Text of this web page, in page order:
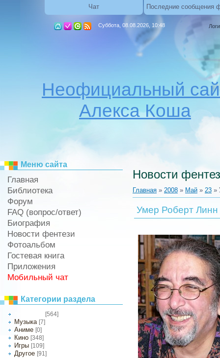
Чат Последние сообщения
Суббота, 08.08.2026, 10:48
Неофициальный
Алекса Коша
Меню сайта
Главная
Библиотека
Форум
FAQ (вопрос/ответ)
Биография
Новости фентези
Фотоальбом
Гостевая книга
Приложения
Мобильный чат
Категории раздела
[564]
Музыка [7]
Аниме [0]
Кино [348]
Игры [109]
Другое [91]
Новости
Главная » 2008 » Май » 23 »
Умер Роберт